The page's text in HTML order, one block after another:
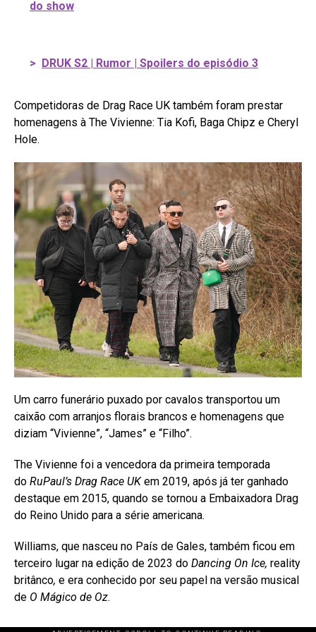
do show
> DRUK S2 | Rumor | Spoilers do episódio 3
Competidoras de Drag Race UK também foram prestar
homenagens à The Vivienne: Tia Kofi, Baga Chipz e Cheryl
Hole.
Um carro funerário puxado por cavalos transportou um
caixão com arranjos florais brancos e homenagens que
diziam “Vivienne”, “James” e “Filho”.
The Vivienne foi a vencedora da primeira temporada
do RuPaul’s Drag Race UKem 2019, após já ter ganhado
destaque em 2015, quando se tornou a Embaixadora Drag
do Reino Unido para a série americana.
Williams, que nasceu no País de Gales, também ficou em
terceiro lugar na edição de 2023 do Dancing On Ice, reality
britânco, e era conhecido por seu papel na versão musical
de O Mágico de Oz.